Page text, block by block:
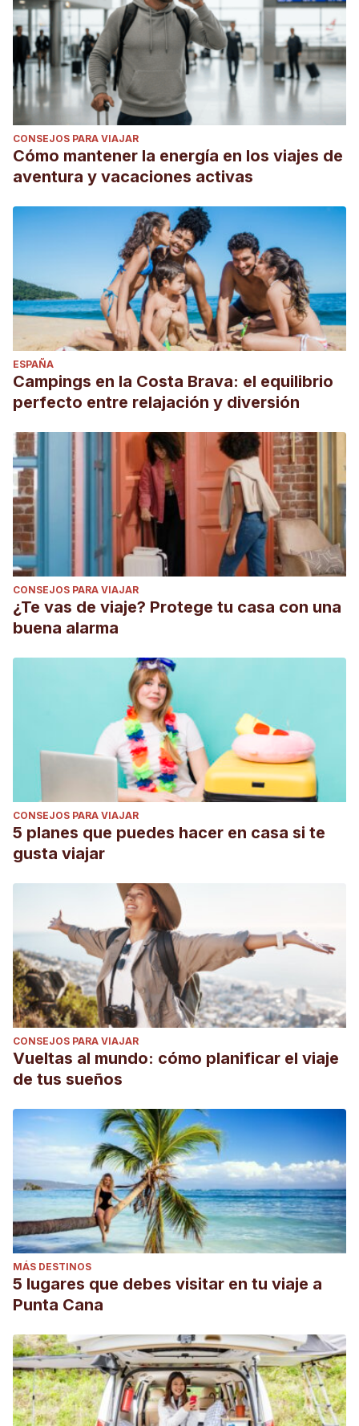
CONSEJOS PARA VIAJAR
Cómo mantener la energía en los viajes de
aventura y vacaciones activas
ESPAÑA
Campings en la Costa Brava: el equilibrio
perfecto entre relajación y diversión
CONSEJOS PARA VIAJAR
¿Te vas de viaje? Protege tu casa con una
buena alarma
CONSEJOS PARA VIAJAR
5 planes que puedes hacer en casa si te
gusta viajar
CONSEJOS PARA VIAJAR
Vueltas al mundo: cómo planificar el viaje
de tus sueños
MÁS DESTINOS
5 lugares que debes visitar en tu viaje a
Punta Cana